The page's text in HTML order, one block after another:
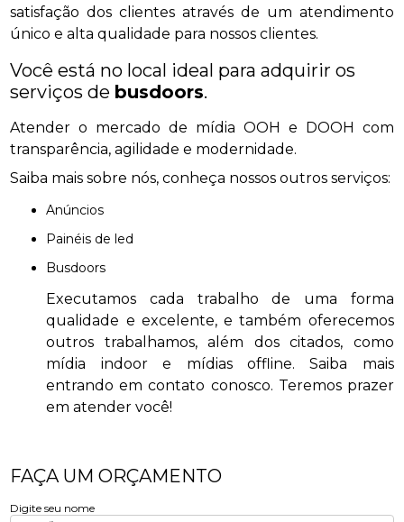
satisfação dos clientes através de um atendimento
único e alta qualidade para nossos clientes.
Você está no local ideal para adquirir os
serviços de busdoors.
Atender o mercado de mídia OOH e DOOH com
transparência, agilidade e modernidade.
Saiba mais sobre nós, conheça nossos outros serviços:
anúncios
painéis de led
busdoors
Executamos cada trabalho de uma forma
qualidade e excelente, e também oferecemos
outros trabalhamos, além dos citados, como
mídia indoor e mídias offline. Saiba mais
entrando em contato conosco. Teremos prazer
em atender você!
FAÇA UM ORÇAMENTO
Digite seu nome